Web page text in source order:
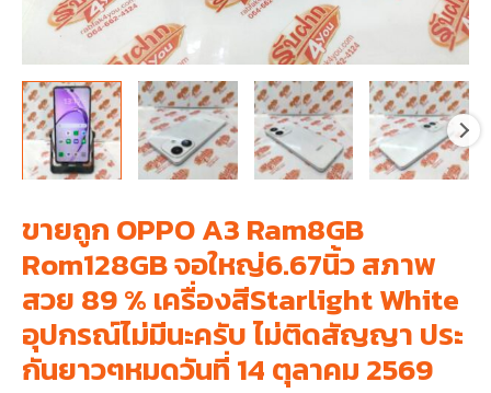
ขายถูก OPPO A3 Ram8GB
Rom128GB จอใหญ่6.67นิ้ว สภาพ
สวย 89 % เครื่องสีStarlight White
อุปกรณ์ไม่มีนะครับ ไม่ติดสัญญา ประ
กันยาวๆหมดวันที่ 14 ตุลาคม 2569